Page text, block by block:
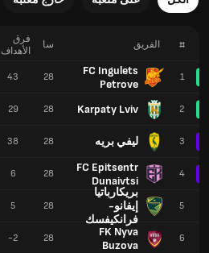
# الفريق
1
FC Ingulets
Petrove
2
Karpaty Lviv
3 ليفي بريه
4
FC Epitsentr
Dunaivtsi
5
بريكارباتيا
إيفانو-
فرانكيفسك
6
FK Nyva
Buzova
سا
فرق
الأهداف
28
43
28
29
28
38
28
6
28
5
28
-2